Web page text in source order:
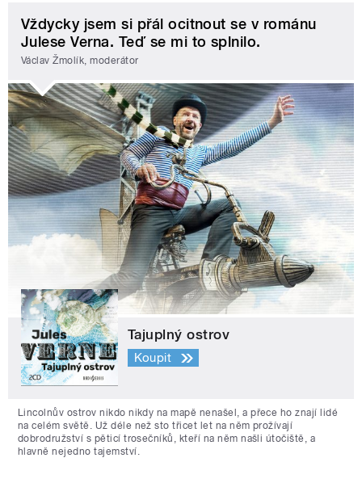
Vždycky jsem si přál ocitnout se v románu
Julese Verna. Teď se mi to splnilo.
Václav Žmolík, moderátor
Tajuplný ostrov
Koupit
Lincolnův ostrov nikdo nikdy na mapě nenašel, a přece ho znají lidé
na celém světě. Už déle než sto třicet let na něm prožívají
dobrodružství s pěticí trosečníků, kteří na něm našli útočiště, a
hlavně nejedno tajemství.